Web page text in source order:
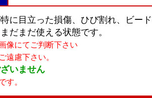
に目立った損傷、ひび割れ、ビー
だまだ使える状態です。
像にてご判断下さい
遠慮下さい。
いません
す。